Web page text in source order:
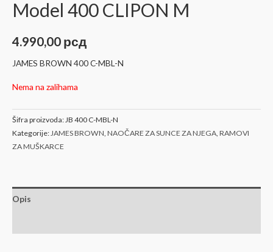
Model 400 CLIPON M
4.990,00 рсд
JAMES BROWN 400 C-MBL-N
Nema na zalihama
Šifra proizvoda:JB 400 C-MBL-N
Kategorije:JAMES BROWN, NAOČARE ZA SUNCE ZA NJEGA, RAMOVI
ZA MUŠKARCE
Opis